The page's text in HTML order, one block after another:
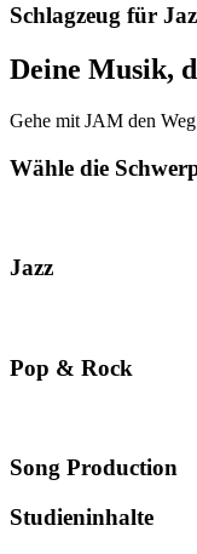
Schlagzeug für
Deine Musik,
Gehe mit JAM den
Wähle die
Jazz
Pop & Rock
Song Production
Studieninhalte